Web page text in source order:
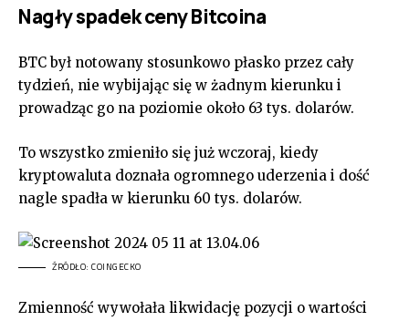
Nagły spadek ceny Bitcoina
BTC był notowany stosunkowo płasko przez cały
tydzień, nie wybijając się w żadnym kierunku i
prowadząc go na poziomie około 63 tys. dolarów.
To wszystko zmieniło się już wczoraj, kiedy
kryptowaluta doznała ogromnego uderzenia i dość
nagle spadła w kierunku 60 tys. dolarów.
ŹRÓDŁO: COINGECKO
Zmienność wywołała likwidację pozycji o wartości